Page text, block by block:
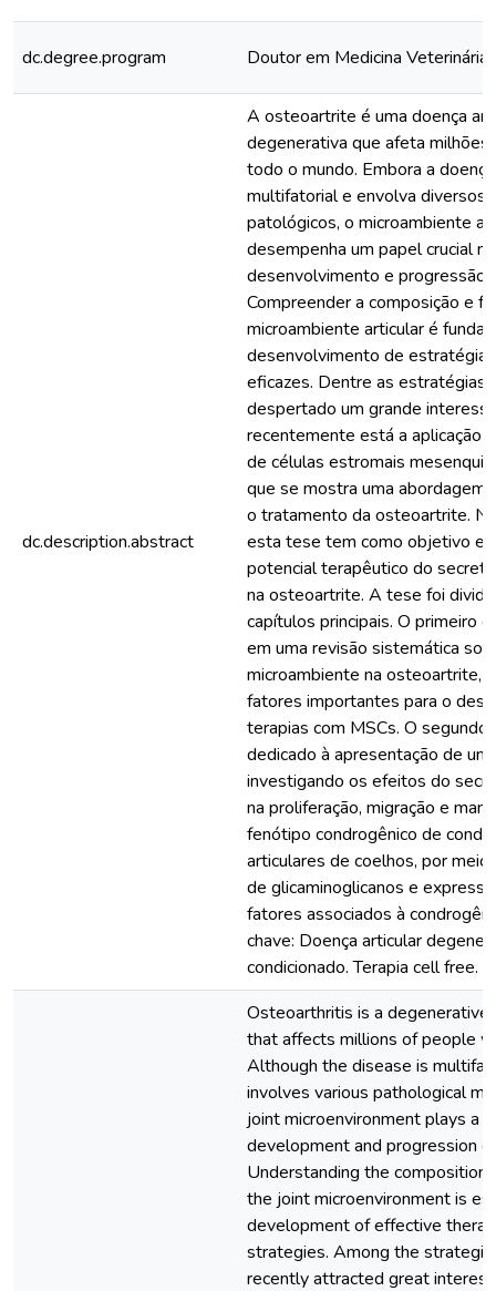
dc.degree.program Doutor em Medicina Veterinária
dc.description.abstract
A osteoartrite é uma doença
degenerativa que afeta
todo o mundo. Embora a
multifatorial e envolva diversos
patológicos, o microambiente
desempenha um papel crucial no
desenvolvimento e progressão
Compreender a composição e
microambiente articular é
desenvolvimento de
eficazes. Dentre as estratégias
despertado um grande
recentemente está a aplicação
de células estromais
que se mostra uma abordagem
o tratamento da osteoartrite.
esta tese tem como objetivo
potencial terapêutico do
na osteoartrite. A tese foi
capítulos principais. O primeiro
em uma revisão sistemática
microambiente na osteoartrite,
fatores importantes para o
terapias com MSCs. O segundo
dedicado à apresentação de
investigando os efeitos do
na proliferação, migração e
fenótipo condrogênico de
articulares de coelhos, por meio
de glicaminoglicanos e
fatores associados à
chave: Doença articular
condicionado. Terapia cell free.
Osteoarthritis is a degenerative
that affects millions of people
Although the disease is
involves various pathological
joint microenvironment plays a
development and progression
Understanding the composition
the joint microenvironment is
development of effective
strategies. Among the
recently attracted great